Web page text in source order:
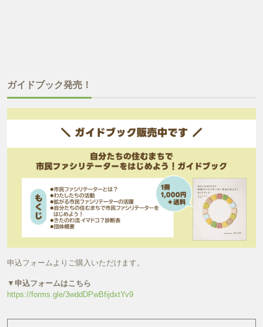
ガイドブック発売！
申込フォームよりご購入いただけます。
▼ 申込フォームはこちら
https://forms.gle/3wddDPwBfijdxtYv9